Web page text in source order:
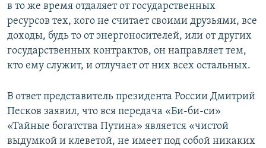
в то же время отдаляет от государственных
ресурсов тех, кого не считает своими друзьями, все
доходы, будь то от энергоносителей, или от других
государственных контрактов, он направляет тем,
кто ему служит, и отлучает от них всех остальных.
В ответ представитель президента России Дмитрий
Песков заявил, что вся передача «Би-би-си»
«Тайные богатства Путина» является «чистой
выдумкой и клеветой, не имеет под собой никаких